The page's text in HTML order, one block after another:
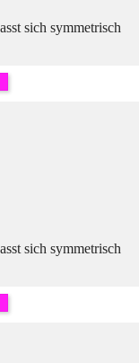
sich symmetrisch
sich symmetrisch